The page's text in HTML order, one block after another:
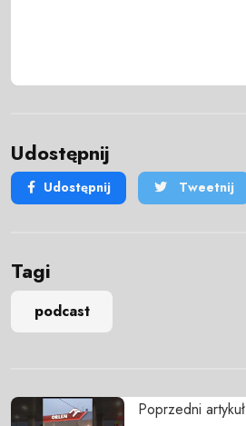
Udostępnij
Udostępnij Tweetnij
Tagi
podcast
Poprzedni artykuł